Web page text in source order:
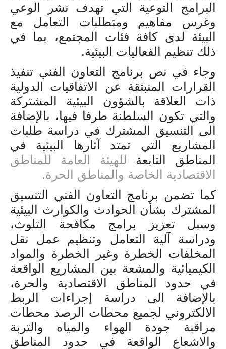
البرامج التوعية التي تهدف نشر الوعي
وغرس مفاهيم ومتطلبات التعامل مع
البيئة لدى كافة فئات المجتمع، بما في
ذلك تنظيم الفعاليات البيئية.
وجاء في نص برنامج التعاون الفني تنفيذ
القرارات المنبثقة عن الاتفاقيات الدولية
ذات العلاقة بالشؤون البيئية المشتركة
والتي تكون السلطنة طرفا فيها، بالإضافة
الى التنسيق المشترك في دراسة طلبات
المشاريع التي تمتد آثارها البيئية في
المناطق التابعة للهيئة العامة للمناطق
الاقتصادية الخاصة والمناطق الحرة.
كما تضمن برنامج التعاون الفني التنسيق
المشترك بشأن الحوادث والكوارث البيئية
وسبل تعزيز برامج مكافحة التلوث،
ودراسة آلية التعامل وتنظيم عمل نقل
المخلفات الخطرة وغير الخطرة والمواد
الكيميائية والمشعة بين المشاريع الواقعة
في حدود المناطق الاقتصادية والحرة،
بالإضافة الى دراسة إجراءات الربط
الالكتروني لجميع محطات الرصد محطات
مراقبة جودة الهواء والمياه والتربة
والاشعاع الواقعة في حدود المناطق